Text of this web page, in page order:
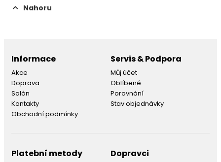
Nahoru
Informace
Akce
Doprava
Salón
Kontakty
Obchodní podmínky
Servis & Podpora
Můj účet
Oblíbené
Porovnání
Stav objednávky
Platební metody Dopravci